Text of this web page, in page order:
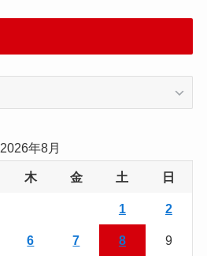
2026年8月
木 金 土 日
1 2
6 7 8 9